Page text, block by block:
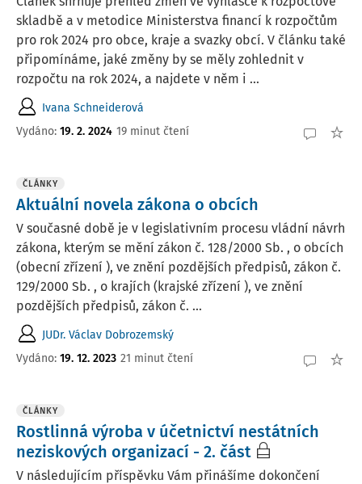
skladbě a v metodice Ministerstva financí k rozpočtům
pro rok 2024 pro obce, kraje a svazky obcí. V článku také
připomínáme, jaké změny by se měly zohlednit v
rozpočtu na rok 2024, a najdete v něm i ...
Ivana Schneiderová
Vydáno: 19. 2. 2024 19 minut čtení
ČLÁNKY
Aktuální novela zákona o obcích
V současné době je v legislativním procesu vládní návrh
zákona, kterým se mění zákon č. 128/2000 Sb. , o obcích
(obecní zřízení ), ve znění pozdějších předpisů, zákon č.
129/2000 Sb. , o krajích (krajské zřízení ), ve znění
pozdějších předpisů, zákon č. ...
JUDr. Václav Dobrozemský
Vydáno: 19. 12. 2023 21 minut čtení
ČLÁNKY
Rostlinná výroba v účetnictví nestátních
neziskových organizací - 2. část
V následujícím příspěvku Vám přinášíme dokončení